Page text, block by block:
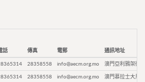
話 傳真 電郵 通訊地址
28358558 info@aecm.org.mo 澳門亞利鴉架街9
28358558 info@aecm.org.mo 澳門慕拉士大馬